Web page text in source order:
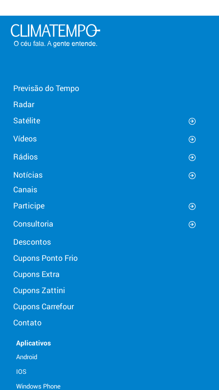
Previsão do Tempo
Radar
Satélite
Vídeos
Rádios
Notícias
Canais
Participe
Consultoria
Descontos
Cupons Ponto Frio
Cupons Extra
Cupons Zattini
Cupons Carrefour
Contato
Aplicativos
Android
IOS
Windows Phone